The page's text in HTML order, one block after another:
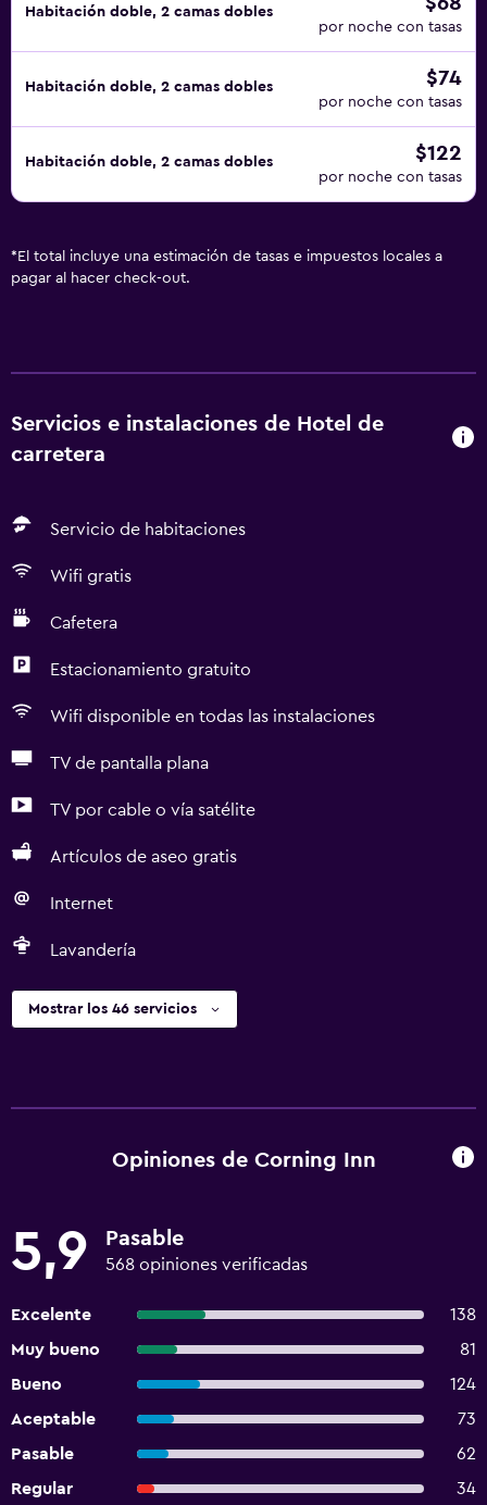
Habitación doble, 2 camas dobles
por noche con tasas
Habitación doble, 2 camas dobles $74
por noche con tasas
Habitación doble, 2 camas dobles $122
por noche con tasas
* El total incluye una estimación de tasas e impuestos locales a
pagar al hacer check-out.
Servicios e instalaciones de Hotel de
carretera
Servicio de habitaciones
Wifi gratis
Cafetera
Estacionamiento gratuito
Wifi disponible en todas las instalaciones
TV de pantalla plana
TV por cable o vía satélite
Artículos de aseo gratis
Internet
Lavandería
Mostrar los 46 servicios
Opiniones de Corning Inn
5,9 Pasable
568 opiniones verificadas
Excelente
138
Muy bueno
81
Bueno
124
Aceptable
73
Pasable
62
Regular
34